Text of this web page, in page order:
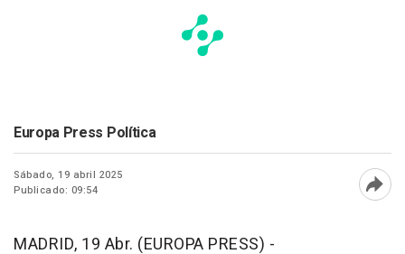
Europa Press Política
Sábado, 19 abril 2025
Publicado: 09:54
MADRID, 19 Abr. (EUROPA PRESS) -